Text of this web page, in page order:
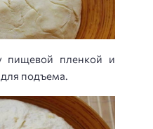
пищевой пленкой и
для подъема.